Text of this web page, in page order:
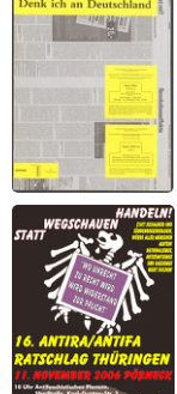
Denk ich an
Deutschland